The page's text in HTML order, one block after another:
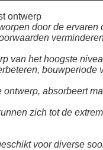
ontwerp
door de
van het hoogste
bouwperiode
absorbeert
zich tot de
voor diverse